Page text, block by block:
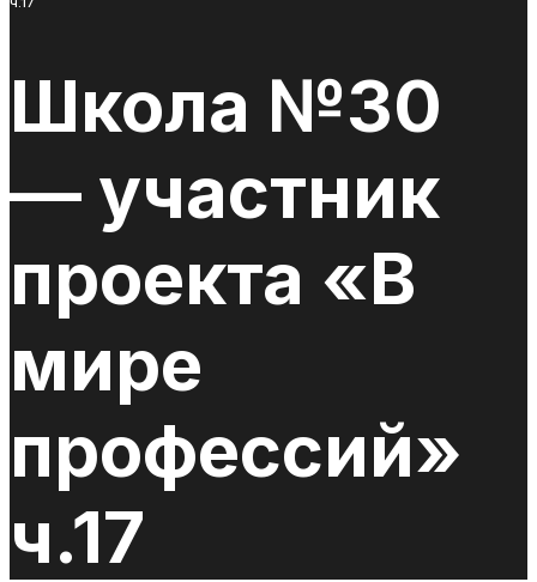
Школа №30
— участник
проекта «В
мире
профессий»
ч.17